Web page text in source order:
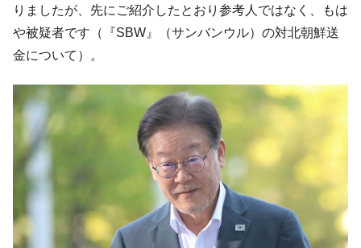
『Money1』
【日本市場再挑戦中】韓国『現代自動車』
07月販売台数は去年のほぼ半分「71台」しか売れなかっ
た。『起亜』は9台だけ
ても」⇒ 257万人赦免したのに60万人がまた延滞者に転
落！
『Money1』
韓国K9専用砲弾･装薬自動供給装甲車両･珍
兵器「K10」が改良に乗り出す。
『Money1』
韓国「2026年07月の輸出入」絶好調。半導
体だけで410億ドル、輸出全体の41％もある
『Money1』
韓国･李在明「青年層の雇用状況が悪い。せ
や、若者に起業させよう」⇒ どんな雇用対策だソレ。
りましたが、先にご紹介したとおり参考人ではなく、もは
や被疑者です（『SBW』（サンバンウル）の対北朝鮮送
金について）。